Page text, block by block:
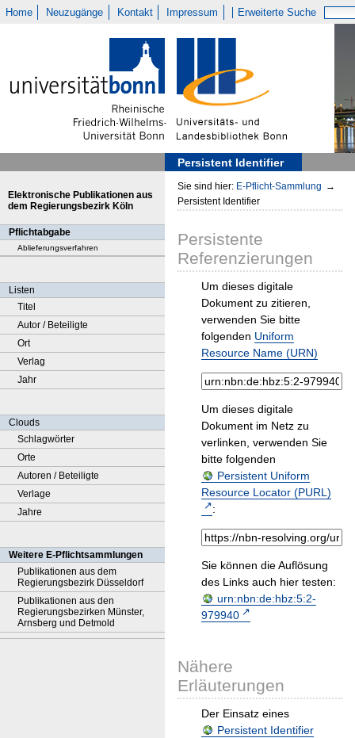
Home Neuzugänge Kontakt Impressum Erweiterte Suche
Persistent Identifier
Elektronische Publikationen aus
dem Regierungsbezirk Köln
Pflichtabgabe
Ablieferungsverfahren
Listen
Titel
Autor / Beteiligte
Ort
Verlag
Jahr
Clouds
Schlagwörter
Orte
Autoren / Beteiligte
Verlage
Jahre
Weitere E-Pflichtsammlungen
Publikationen aus dem
Regierungsbezirk Düsseldorf
Publikationen aus den
Regierungsbezirken Münster,
Arnsberg und Detmold
Sie sind hier: E-Pflicht-Sammlung →
Persistent Identifier
Persistente
Referenzierungen
Um dieses digitale
Dokument zu zitieren,
verwenden Sie bitte
folgenden Uniform
Resource Name (URN)
Um dieses digitale
Dokument im Netz zu
verlinken, verwenden Sie
bitte folgenden
Persistent Uniform
Resource Locator (PURL)
:
Sie können die Auflösung
des Links auch hier testen:
urn:nbn:de:hbz:5:2-
979940
Nähere
Erläuterungen
Der Einsatz eines
Persistent Identifier